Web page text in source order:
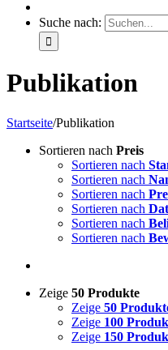
Suche nach:
Publikation
Startseite/Publikation
Sortieren nach Preis
Sortieren nach
Sortieren nach
Sortieren nach
Sortieren nach
Sortieren nach
Sortieren nach
Zeige 50 Produkte
Zeige 50
Zeige 100
Zeige 150